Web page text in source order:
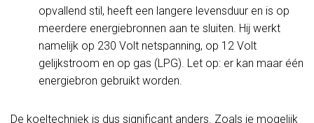
opvallend stil, heeft een langere levensduur en is op
meerdere energiebronnen aan te sluiten. Hij werkt
namelijk op 230 Volt netspanning, op 12 Volt
gelijkstroom en op gas (LPG). Let op: er kan maar één
energiebron gebruikt worden.
De koeltechniek is dus significant anders. Zoals je mogelijk